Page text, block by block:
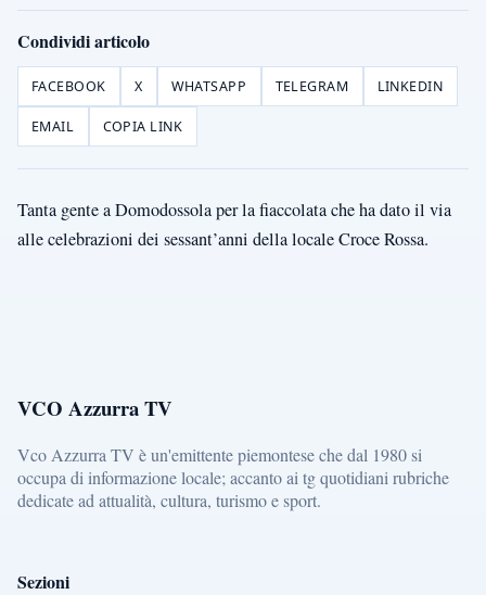
Condividi articolo
FACEBOOK X WHATSAPP TELEGRAM LINKEDIN
EMAIL COPIA LINK
Tanta gente a Domodossola per la fiaccolata che ha dato il via
alle celebrazioni dei sessant’anni della locale Croce Rossa.
VCO Azzurra TV
Vco Azzurra TV è un'emittente piemontese che dal 1980 si
occupa di informazione locale; accanto ai tg quotidiani rubriche
dedicate ad attualità, cultura, turismo e sport.
Sezioni